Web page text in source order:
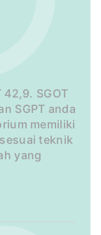
42,9. SGOT
SGPT anda
memiliki
teknik
yang